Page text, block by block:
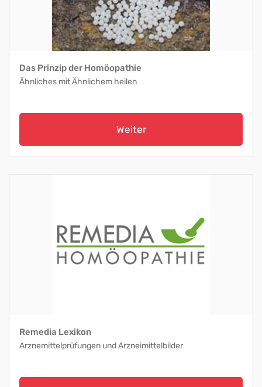
Das Prinzip der Homöopathie
Ähnliches mit Ähnlichem heilen
Weiter
Remedia Lexikon
Arznemittelprüfungen und Arzneimittelbilder